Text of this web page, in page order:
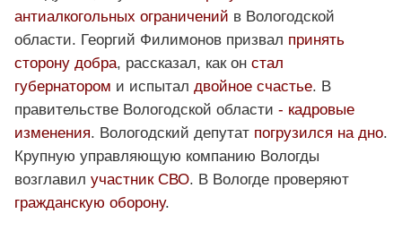
антиалкогольных ограничений в Вологодской
области. Георгий Филимонов призвал принять
сторону добра, рассказал, как он стал
губернатором и испытал двойное счастье. В
правительстве Вологодской области - кадровые
изменения. Вологодский депутат погрузился на дно.
Крупную управляющую компанию Вологды
возглавил участник СВО. В Вологде проверяют
гражданскую оборону.